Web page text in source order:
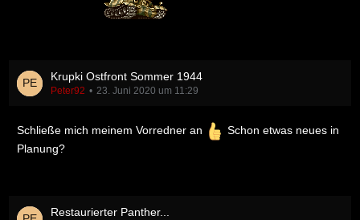
Krupki Ostfront Sommer 1944
Peter92 23. Juni 2020 um 11:29
Schließe mich meinem Vorredner an
Schon etwas neues in
Planung?
Restaurierter Panther...